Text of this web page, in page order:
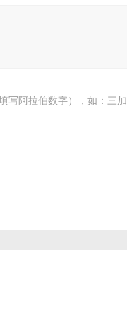
写阿拉伯数字），如：三加